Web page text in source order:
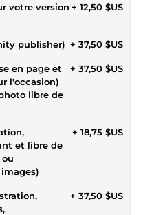
votre version + 12,50 $US
publisher) + 37,50 $US
en page et
l'occasion)
libre de
+ 37,50 $US
et libre de
+ 18,75 $US
+ 37,50 $US